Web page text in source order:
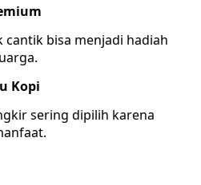
bisa menjadi hadiah
Kopi
sering dipilih karena